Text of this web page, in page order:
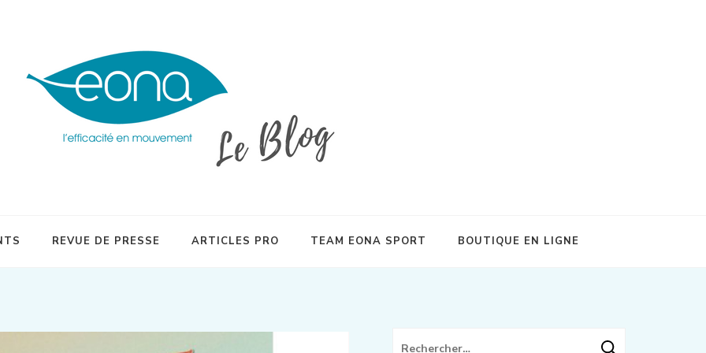
REVUE DE PRESSE ARTICLES PRO TEAM EONA SPORT BOUTIQUE EN LIGNE
Rechercher :